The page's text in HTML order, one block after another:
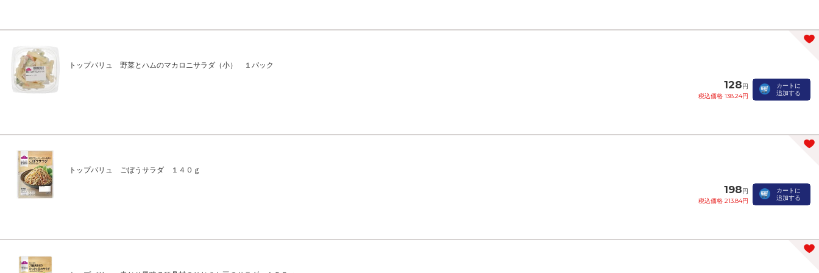
トップバリュ 野菜とハムのマカロニサラダ（小） １パック
128円
税込価格 138.24円
カートに
追加する
トップバリュ ごぼうサラダ １４０ｇ
198円
税込価格 213.84円
カートに
追加する